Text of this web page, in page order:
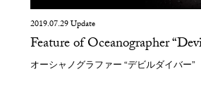
2019.07.29 Update
Feature of Oceanographer
オーシャノグラファー “デビルダイバー”